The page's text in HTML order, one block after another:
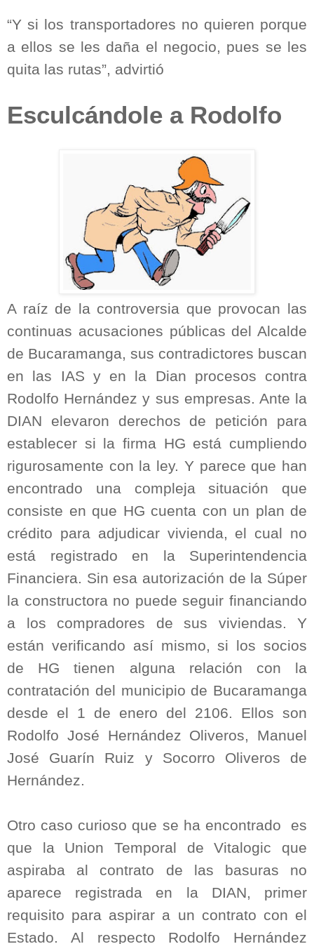
“Y si los transportadores no quieren porque
a ellos se les daña el negocio, pues se les
quita las rutas”, advirtió
Esculcándole a Rodolfo
A raíz de la controversia que provocan las
continuas acusaciones públicas del Alcalde
de Bucaramanga, sus contradictores buscan
en las IAS y en la Dian procesos contra
Rodolfo Hernández y sus empresas. Ante la
DIAN elevaron derechos de petición para
establecer si la firma HG está cumpliendo
rigurosamente con la ley. Y parece que han
encontrado una compleja situación que
consiste en que HG cuenta con un plan de
crédito para adjudicar vivienda, el cual no
está registrado en la Superintendencia
Financiera. Sin esa autorización de la Súper
la constructora no puede seguir financiando
a los compradores de sus viviendas. Y
están verificando así mismo, si los socios
de HG tienen alguna relación con la
contratación del municipio de Bucaramanga
desde el 1 de enero del 2106. Ellos son
Rodolfo José Hernández Oliveros, Manuel
José Guarín Ruiz y Socorro Oliveros de
Hernández.
Otro caso curioso que se ha encontrado es
que la Union Temporal de Vitalogic que
aspiraba al contrato de las basuras no
aparece registrada en la DIAN, primer
requisito para aspirar a un contrato con el
Estado. Al respecto Rodolfo Hernández